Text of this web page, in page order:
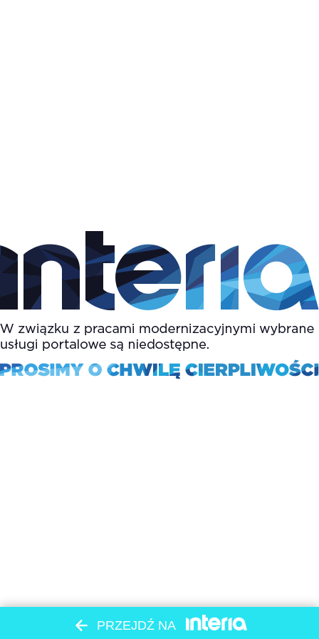
PRZEJDŹ NA